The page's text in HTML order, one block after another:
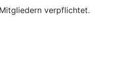
verpflichtet.